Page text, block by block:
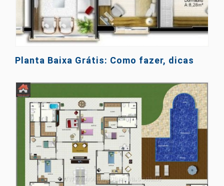
Planta Baixa Grátis: Como fazer, dicas